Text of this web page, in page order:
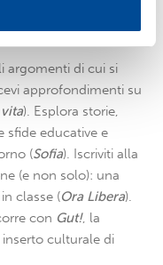
inoltre
il nostro sito con i
dei dati web,
combinarle
loro o che hanno
Scegliendo
tecnici necessari
“Personalizza”
installati sul
momento le sue
in basso a sinistra
argomenti di cui si
approfondimenti su
). Esplora storie,
sfide educative e
(Sofia). Iscriviti alla
(e non solo): una
classe (Ora Libera).
con Gut!, la
culturale di